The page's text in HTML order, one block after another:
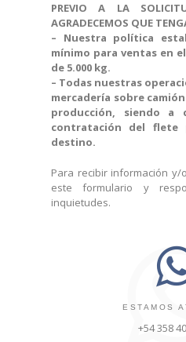
PREVIO A LA
AGRADECEMOS QUE
– Nuestra política
mínimo para ventas en
de 5.000 kg.
– Todas nuestras
mercadería sobre
producción, siendo a
contratación del flete
destino.
Para recibir información y/
este formulario y
inquietudes.
ESTAMOS
+54 358